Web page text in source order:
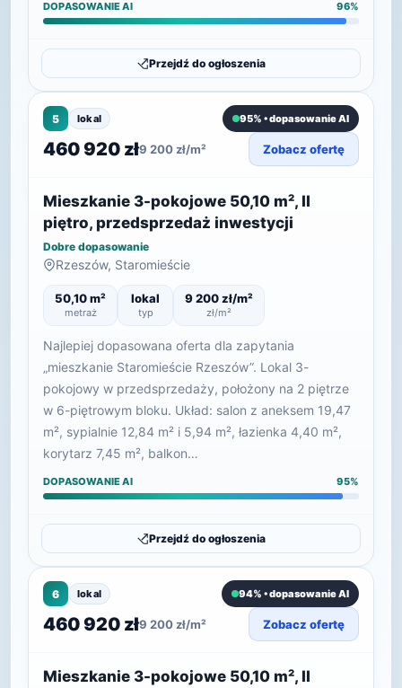
DOPASOWANIE AI 96%
Przejdź do ogłoszenia
5 lokal 95% • dopasowanie AI
460 920 zł9 200 zł/m² Zobacz ofertę
Mieszkanie 3-pokojowe 50,10 m², II
piętro, przedsprzedaż inwestycji
Dobre dopasowanie
Rzeszów, Staromieście
50,10 m²
metraż
lokal
typ
9 200 zł/m²
zł/m²
Najlepiej dopasowana oferta dla zapytania
„mieszkanie Staromieście Rzeszów”. Lokal 3-
pokojowy w przedsprzedaży, położony na 2 piętrze
w 6-piętrowym bloku. Układ: salon z aneksem 19,47
m², sypialnie 12,84 m² i 5,94 m², łazienka 4,40 m²,
korytarz 7,45 m², balkon…
DOPASOWANIE AI 95%
Przejdź do ogłoszenia
6 lokal 94% • dopasowanie AI
460 920 zł9 200 zł/m² Zobacz ofertę
Mieszkanie 3-pokojowe 50,10 m², II